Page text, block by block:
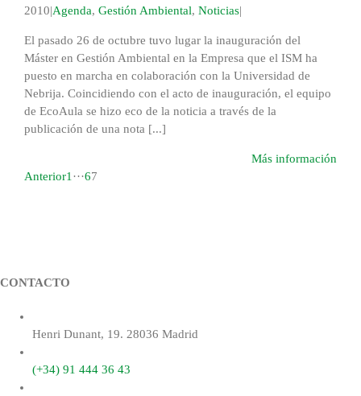
2010|Agenda, Gestión Ambiental, Noticias|
El pasado 26 de octubre tuvo lugar la inauguración del
Máster en Gestión Ambiental en la Empresa que el ISM ha
puesto en marcha en colaboración con la Universidad de
Nebrija. Coincidiendo con el acto de inauguración, el equipo
de EcoAula se hizo eco de la noticia a través de la
publicación de una nota [...]
Más información
Anterior1 ···67
CONTACTO
Henri Dunant, 19. 28036 Madrid
(+34) 91 444 36 43